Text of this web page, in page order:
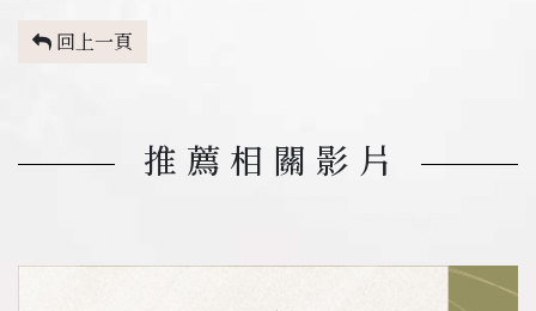
回上一頁
推薦相關影片